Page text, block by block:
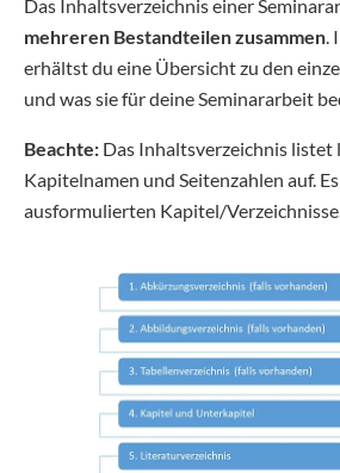
Das Inhaltsverzeichnis einer
mehreren Bestandteilen zusammen
erhältst du eine Übersicht zu den
und was sie für deine Seminararbeit
Beachte: Das Inhaltsverzeichnis listet
Kapitelnamen und Seitenzahlen auf.
ausformulierten Kapitel/Verzeichnisse.